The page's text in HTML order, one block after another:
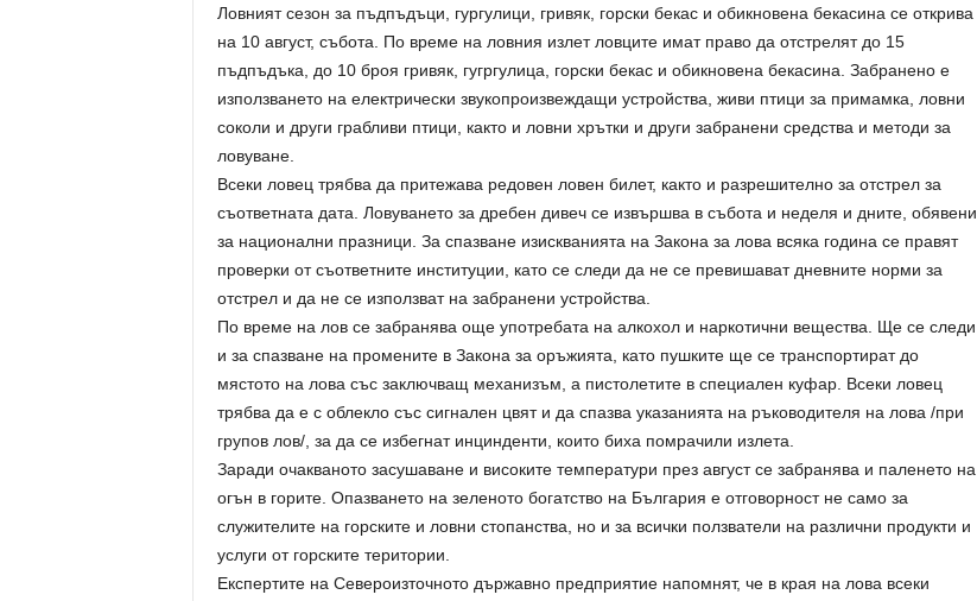
Ловният сезон за пъдпъдъци, гургулици, гривяк, горски бекас и обикновена бекасина се открива
на 10 август, събота. По време на ловния излет ловците имат право да отстрелят до 15
пъдпъдъка, до 10 броя гривяк, гугргулица, горски бекас и обикновена бекасина. Забранено е
използването на електрически звукопроизвеждащи устройства, живи птици за примамка, ловни
соколи и други грабливи птици, както и ловни хрътки и други забранени средства и методи за
ловуване.
Всеки ловец трябва да притежава редовен ловен билет, както и разрешително за отстрел за
съответната дата. Ловуването за дребен дивеч се извършва в събота и неделя и дните, обявени
за национални празници. За спазване изискванията на Закона за лова всяка година се правят
проверки от съответните институции, като се следи да не се превишават дневните норми за
отстрел и да не се използват на забранени устройства.
По време на лов се забранява още употребата на алкохол и наркотични вещества. Ще се следи
и за спазване на промените в Закона за оръжията, като пушките ще се транспортират до
мястото на лова със заключващ механизъм, а пистолетите в специален куфар. Всеки ловец
трябва да е с облекло със сигнален цвят и да спазва указанията на ръководителя на лова /при
групов лов/, за да се избегнат инцинденти, които биха помрачили излета.
Заради очакваното засушаване и високите температури през август се забранява и паленето на
огън в горите. Опазването на зеленото богатство на България е отговорност не само за
служителите на горските и ловни стопанства, но и за всички ползватели на различни продукти и
услуги от горските територии.
Експертите на Североизточното държавно предприятие напомнят, че в края на лова всеки